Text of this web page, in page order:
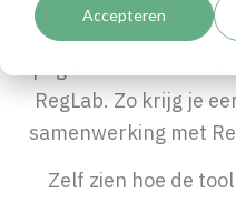
Accepteren
pagina delen onze
RegLab. Zo krijg je
samenwerking met
Zelf zien hoe de